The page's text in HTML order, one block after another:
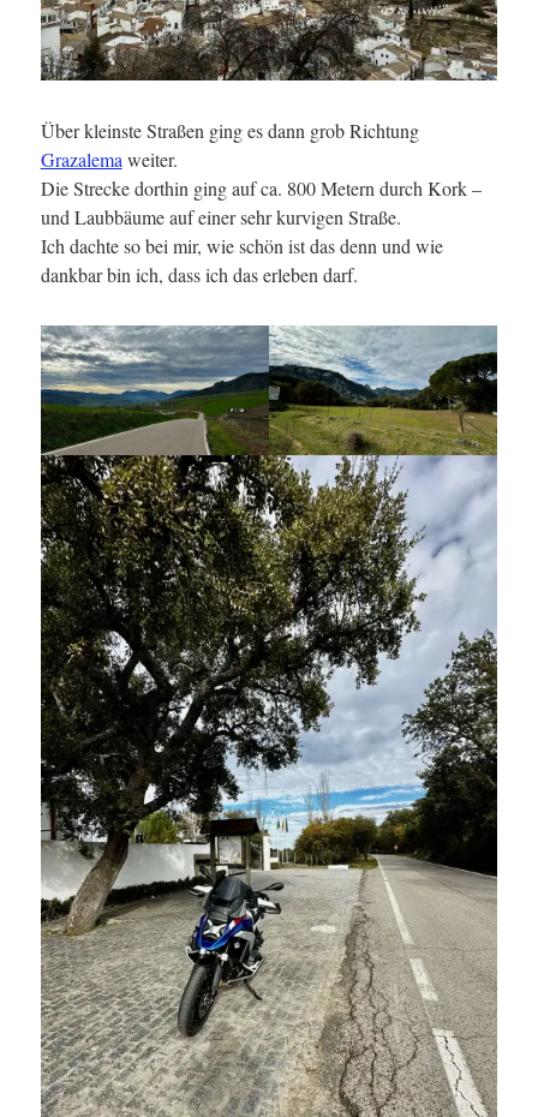
Über kleinste Straßen ging es dann grob Richtung
Grazalemaweiter.
Die Strecke dorthin ging auf ca. 800 Metern durch Kork –
und Laubbäume auf einer sehr kurvigen Straße.
Ich dachte so bei mir, wie schön ist das denn und wie
dankbar bin ich, dass ich das erleben darf.